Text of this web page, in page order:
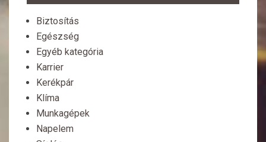
Biztosítás
Egészség
Egyéb kategória
Karrier
Kerékpár
Klíma
Munkagépek
Napelem